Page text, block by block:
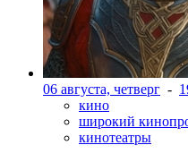
06 августа, четверг -
кино
широкий
кинотеатры